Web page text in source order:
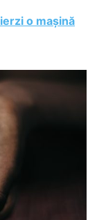
o mașină